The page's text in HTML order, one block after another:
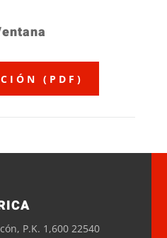
(PDF)
P.K. 1,600 22540